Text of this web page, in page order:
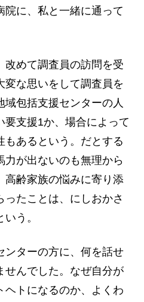
院に、私と一緒に通って
めて調査員の訪問を受
変な思いをして調査員を
包括支援センターの人
要支援1か、場合によって
もあるという。だとする
力が出ないのも無理から
高齢家族の悩みに寄り添
ったことは、にしおかさ
う。
ンターの方に、何を話せ
せんでした。なぜ自分が
ヘトになるのか、よくわ